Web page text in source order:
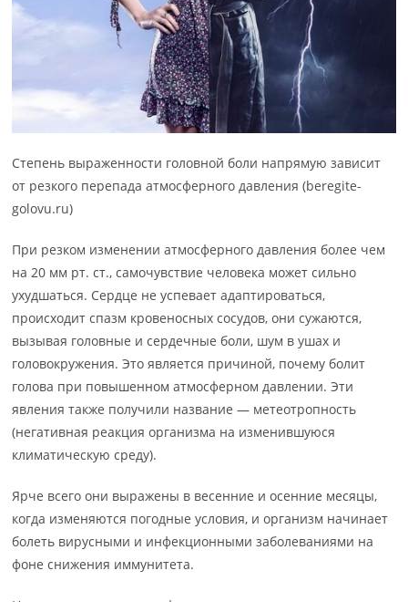
Степень выраженности головной боли напрямую зависит
от резкого перепада атмосферного давления (beregite-
golovu.ru)
При резком изменении атмосферного давления более чем
на 20 мм рт. ст., самочувствие человека может сильно
ухудшаться. Сердце не успевает адаптироваться,
происходит спазм кровеносных сосудов, они сужаются,
вызывая головные и сердечные боли, шум в ушах и
головокружения. Это является причиной, почему болит
голова при повышенном атмосферном давлении. Эти
явления также получили название — метеотропность
(негативная реакция организма на изменившуюся
климатическую среду).
Ярче всего они выражены в весенние и осенние месяцы,
когда изменяются погодные условия, и организм начинает
болеть вирусными и инфекционными заболеваниями на
фоне снижения иммунитета.